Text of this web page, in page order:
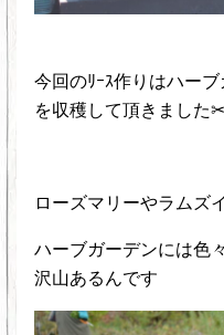
今回のﾘｰｽ作りはハー
を収穫して頂きま
ローズマリーやラムズ
ハーブガーデンには色
沢山あるんです